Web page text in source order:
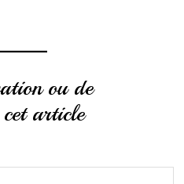
ou de
cet article